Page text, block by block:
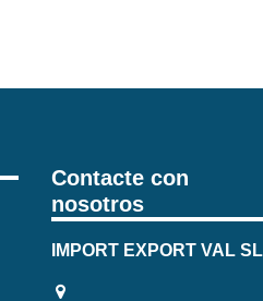
Contacte con
nosotros
IMPORT EXPORT VAL SL